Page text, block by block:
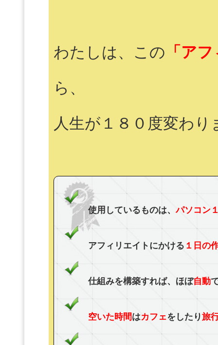
わたしは、この 「ア
ら、
人生が１８０度変わり
使用しているものは、パソコン
アフィリエイトにかける １日の
仕組みを構築すれば、ほぼ自動
空いた時間はカフェをしたり旅